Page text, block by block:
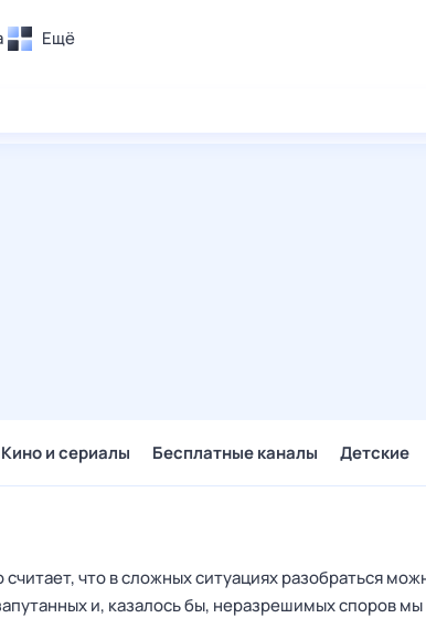
Ещё
Кино и сериалы Бесплатные каналы Детские
что в сложных ситуациях разобраться
и, казалось бы, неразрешимых споров